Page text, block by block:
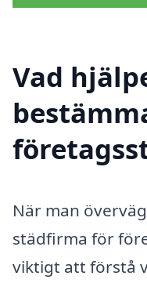
Vad
När man
städfirma för
viktigt att förstå